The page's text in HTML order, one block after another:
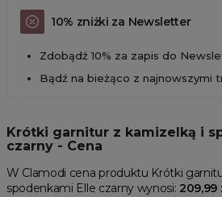
10% zniżki za Newsletter
Zdobądź 10% za zapis do
Bądź na bieżąco z najnowszymi
Krótki garnitur z kamizelką i
czarny - Cena
W Clamodi cena produktu Krótki
spodenkami Elle czarny wynosi: 209,99